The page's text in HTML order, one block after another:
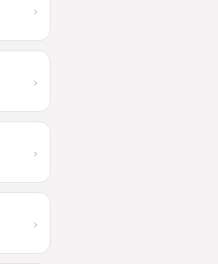
›
›
›
›